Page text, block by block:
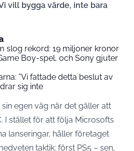
vill bygga värde, inte bara
slog rekord: 19 miljoner kronor
Boy-spel, och Sony gjuter
”Vi fattade detta beslut av
sig inte
egen väg när det gäller att
I stället för att följa Microsofts
lanseringar, håller företaget
taktik: först PS5 – sen,